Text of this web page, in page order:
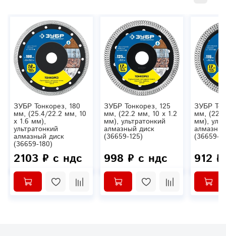
ЗУБР Тонкорез, 180
мм, (25.4/22.2 мм, 10
х 1.6 мм),
ультратонкий
алмазный диск
(36659-180)
2103 ₽ с ндс
ЗУБР Тонкорез, 125
мм, (22.2 мм, 10 х 1.2
мм), ультратонкий
алмазный диск
(36659-125)
998 ₽ с ндс
ЗУБР
мм,
мм),
(36659-
912